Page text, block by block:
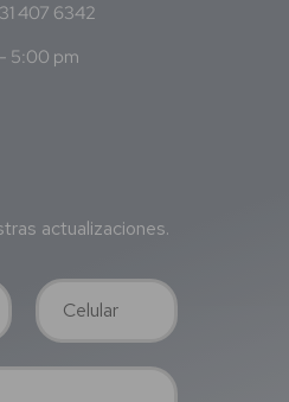
407 6342
5:00 pm
actualizaciones.